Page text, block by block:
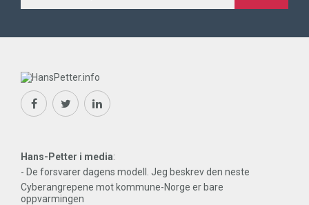
Hans-Petter i media:
- De forsvarer dagens modell. Jeg beskrev den neste
Cyberangrepene mot kommune-Norge er bare
oppvarmingen